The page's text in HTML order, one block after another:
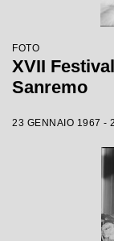
FOTO
XVII
Sanremo
23 GENNAIO 1967 -